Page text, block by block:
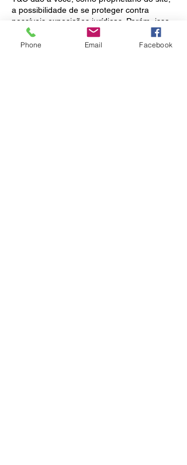
a possibilidade de se proteger contra
possíveis exposições jurídicas. Porém, isso
pode diferir de jurisdição para jurisdição,
então procure orientação jurídica local se
Phone Email Facebook